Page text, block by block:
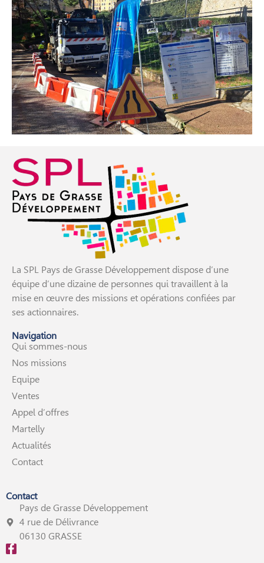
La SPL Pays de Grasse Développement dispose d’une
équipe d’une dizaine de personnes qui travaillent à la
mise en œuvre des missions et opérations confiées par
ses actionnaires.
Navigation
Qui sommes-nous
Nos missions
Equipe
Ventes
Appel d’offres
Martelly
Actualités
Contact
Contact
Pays de Grasse Développement
4 rue de Délivrance
06130 GRASSE